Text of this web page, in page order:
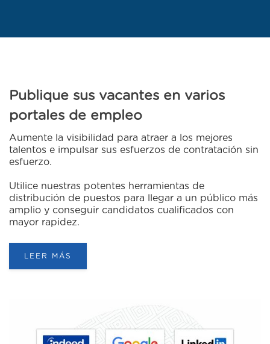
Publique sus vacantes en varios
portales de empleo
Aumente la visibilidad para atraer a los mejores
talentos e impulsar sus esfuerzos de contratación sin
esfuerzo.
Utilice nuestras potentes herramientas de
distribución de puestos para llegar a un público más
amplio y conseguir candidatos cualificados con
mayor rapidez.
LEER MÁS